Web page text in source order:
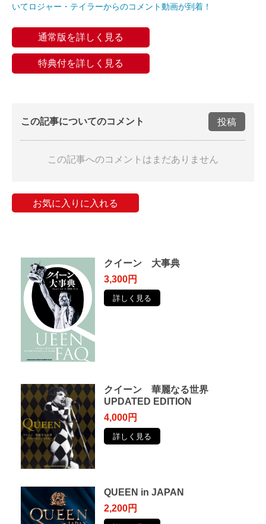
いてロジャー・テイラーからのコメント動画が到着！
通常版を詳しく見る
特典付を詳しく見る
この記事についてのコメント 投稿
この記事へのコメントはまだありません
お気に入りに入れる
クイーン 大事典
3,300円
詳しく見る
クイーン 華麗なる世界
UPDATED EDITION
4,000円
詳しく見る
QUEEN in JAPAN
2,200円